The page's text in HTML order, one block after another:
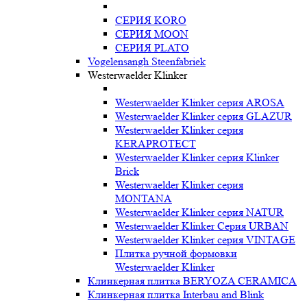
СЕРИЯ KORO
СЕРИЯ MOON
СЕРИЯ PLATO
Vogelensangh Steenfabriek
Westerwaelder Klinker
Westerwaelder Klinker серия AROSA
Westerwaelder Klinker серия GLAZUR
Westerwaelder Klinker серия
KERAPROTECT
Westerwaelder Klinker серия Klinker
Brick
Westerwaelder Klinker серия
MONTANA
Westerwaelder Klinker серия NATUR
Westerwaelder Klinker Серия URBAN
Westerwaelder Klinker серия VINTAGE
Плитка ручной формовки
Westerwaelder Klinker
Клинкерная плитка BERYOZA CERAMICA
Клинкерная плитка Interbau and Blink